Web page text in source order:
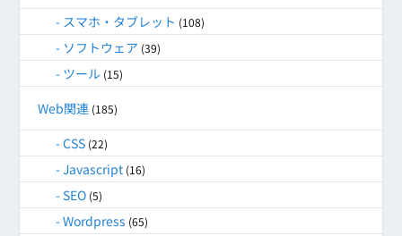
スマホ・タブレット (108)
ソフトウェア (39)
ツール (15)
Web関連 (185)
CSS (22)
Javascript (16)
SEO (5)
Wordpress (65)